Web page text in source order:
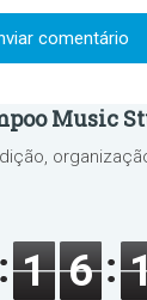
Music
1 6